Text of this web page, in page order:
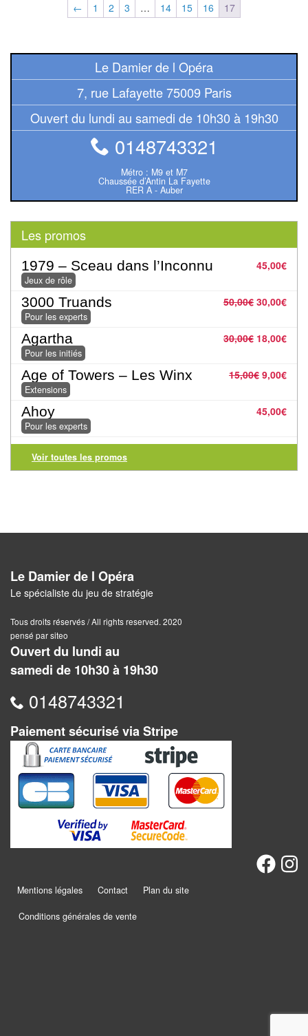
traditionnels
Jeu
Dames
multijeux
Cartes
traditionnelles
Jeu
de
Dés
Maquettes
Dames
Chinoises
Solitaires
Fléchettes
Jeux
de
air
Puzzles
Jeux
de
rôle
Wargames
Jeu
de
← 1 2 3 … 14 15 16 17
Le Damier de l Opéra
7, rue Lafayette 75009 Paris
Ouvert du lundi au samedi de 10h30 à 19h30
0148743321
Métro : M9 et M7
Chaussée d’Antin La Fayette
RER A - Auber
Les promos
45,00€
1979 – Sceau dans l’Inconnu
Jeux de rôle
50,00€ 30,00€
3000 Truands
Pour les experts
30,00€ 18,00€
Agartha
Pour les initiés
15,00€ 9,00€
Age of Towers – Les Winx
Extensions
45,00€
Ahoy
Pour les experts
Voir toutes les promos
Le Damier de l Opéra
Le spécialiste du jeu de stratégie
Tous droits réservés / All rights reserved. 2020
pensé par siteo
Ouvert du lundi au
samedi de 10h30 à 19h30
0148743321
Paiement sécurisé via Stripe
Mentions légales Contact Plan du site
Conditions générales de vente